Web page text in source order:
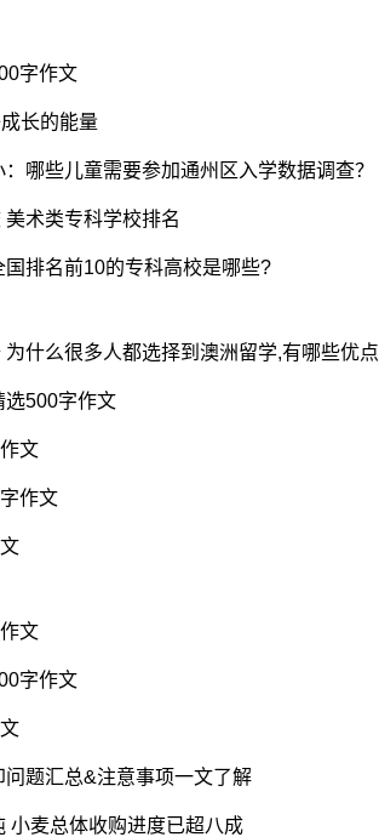
字作文
长的能量
哪些儿童需要参加通州区入学数据调查？
术类专科学校排名
排名前10的专科高校是哪些?
什么很多人都选择到澳洲留学,有哪些优点
选500字作文
文
作文
文
字作文
题汇总&注意事项一文了解
小麦总体收购进度已超八成